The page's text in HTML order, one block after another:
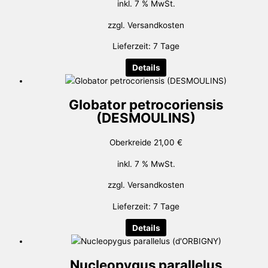
inkl. 7 % MwSt.
zzgl. Versandkosten
Lieferzeit: 7 Tage
Details
Globator petrocoriensis
(DESMOULINS)
Oberkreide 21,00 €
inkl. 7 % MwSt.
zzgl. Versandkosten
Lieferzeit: 7 Tage
Details
Nucleopygus parallelus